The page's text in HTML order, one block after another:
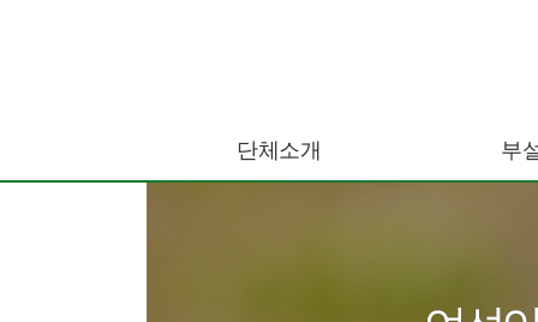
단체소개 부